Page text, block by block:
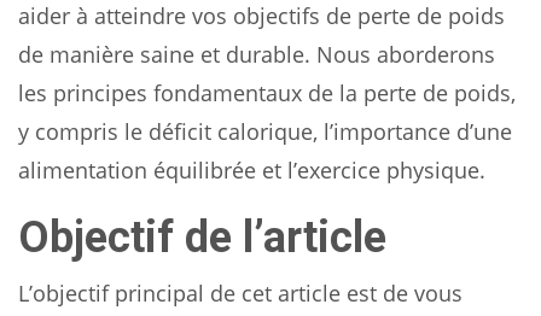
aider à atteindre vos objectifs de perte de poids
de manière saine et durable. Nous aborderons
les principes fondamentaux de la perte de poids,
y compris le déficit calorique, l’importance d’une
alimentation équilibrée et l’exercice physique.
Objectif de l’article
L’objectif principal de cet article est de vous